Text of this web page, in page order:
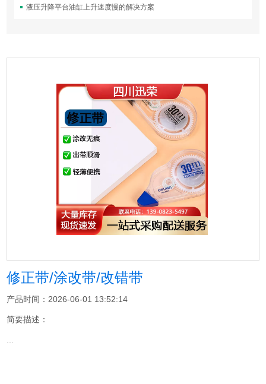
液压升降平台油缸上升速度慢的解决方案
修正带/涂改带/改错带
产品时间：2026-06-01 13:52:14
简要描述：
...